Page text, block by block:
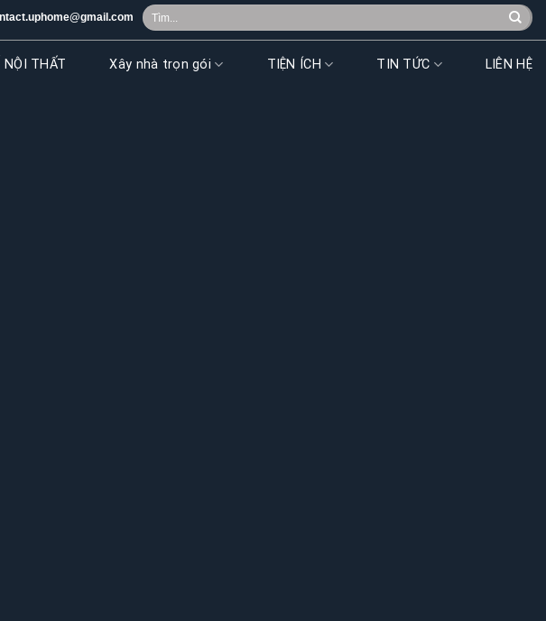
Search
for:
NỘI THẤT Xây nhà trọn gói TIỆN ÍCH TIN TỨC LIÊN HỆ